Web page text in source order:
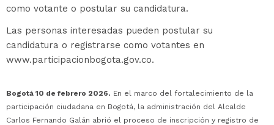
como votante o postular su candidatura.
Las personas interesadas pueden postular su
candidatura o registrarse como votantes en
www.participacionbogota.gov.co.
Bogotá 10 de febrero 2026. En el marco del fortalecimiento de la
participación ciudadana en Bogotá, la administración del Alcalde
Carlos Fernando Galán abrió el proceso de inscripción y registro de